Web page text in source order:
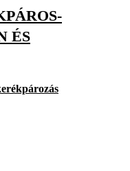
ÉS